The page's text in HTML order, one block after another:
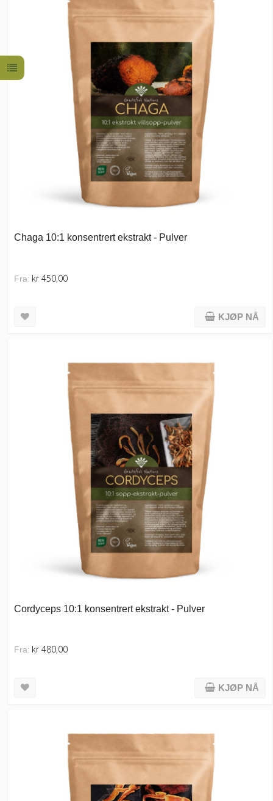
Chaga 10:1 konsentrert ekstrakt - Pulver
Fra: kr 450,00
KJØP NÅ
Cordyceps 10:1 konsentrert ekstrakt - Pulver
Fra: kr 480,00
KJØP NÅ